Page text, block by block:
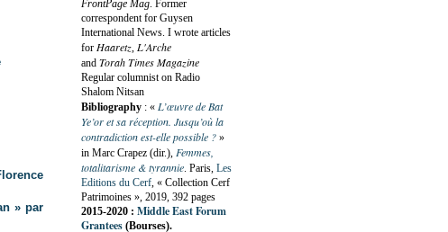
» par
FrontPage Mag. Former
correspondent for Guysen
International News. I wrote articles
for Haaretz, L'Arche
and Torah Times Magazine
Regular columnist on Radio
Shalom Nitsan
Bibliography : « L’œuvre de Bat
Ye’or et sa réception. Jusqu’où la
contradiction est-elle possible ? »
in Marc Crapez (dir.), Femmes,
totalitarisme & tyrannie. Paris, Les
Editions du Cerf, « Collection Cerf
Patrimoines », 2019, 392 pages
2015-2020 : Middle East Forum
Grantees (Bourses).